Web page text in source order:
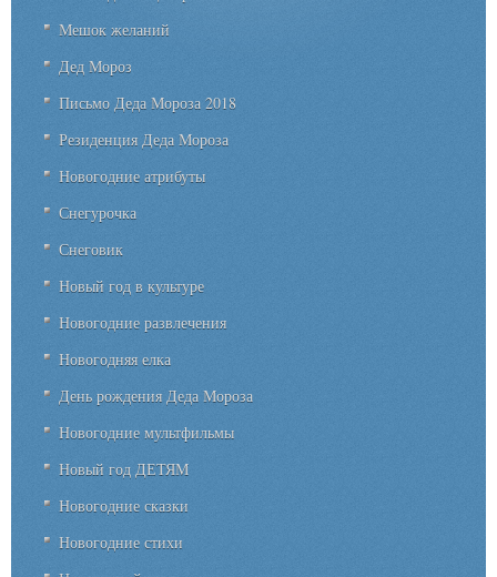
Мешок желаний
Дед Мороз
Письмо Деда Мороза 2018
Резиденция Деда Мороза
Новогодние атрибуты
Снегурочка
Снеговик
Новый год в культуре
Новогодние развлечения
Новогодняя елка
День рождения Деда Мороза
Новогодние мультфильмы
Новый год ДЕТЯМ
Новогодние сказки
Новогодние стихи